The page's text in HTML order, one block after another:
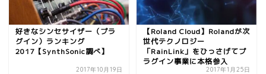
好きなシンセサイザー（プラ
グイン）ランキング
2017【SynthSonic調べ】
2017年10月19日
【Roland Cloud】Rolandが次
世代テクノロジー
「RainLink」をひっさげてプ
ラグイン事業に本格参入
2017年1月25日